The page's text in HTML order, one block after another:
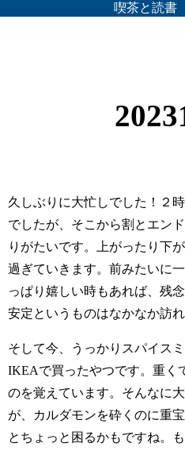
喫茶と読
久しぶりに大忙しでした！２
でしたが、そこから割とエン
りがたいです。上がったり下
過ぎていきます。前みたいに
っぱり嬉しい時もあれば、残
安定というものはなかなか訪れ
そして今、うっかりスパイス
IKEAで買ったやつです。重く
のを覚えています。そんなに
が、カルダモンを砕くのに重
とちょっと困るかもですね。